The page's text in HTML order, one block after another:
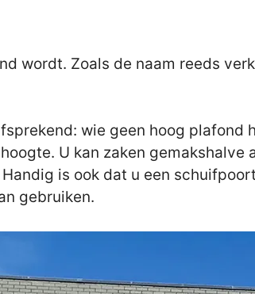
wordt. Zoals de naam reeds
wie geen hoog plafond
U kan zaken gemakshalve
is ook dat u een
gebruiken.